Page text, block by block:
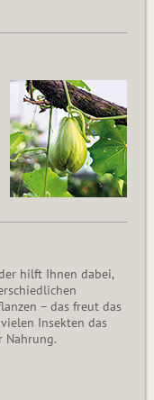
hilft Ihnen dabei,
– das freut das
Insekten das
Nahrung.